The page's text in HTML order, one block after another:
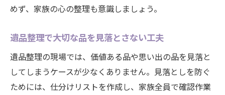
めず、家族の心の整理も意識しましょう。
遺品整理で大切な品を見落とさない工夫
遺品整理の現場では、価値ある品や思い出の品を見落と
してしまうケースが少なくありません。見落としを防ぐ
ためには、仕分けリストを作成し、家族全員で確認作業